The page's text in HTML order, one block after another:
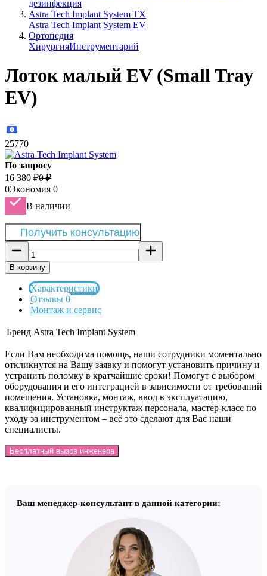
дезинфекция
Astra Tech Implant System TX
Astra Tech Implant System EV
Ортопедия
ХирургияИнструментарий
Лоток малый EV (Small Tray
EV)
25770
По запросу
16 380 ₽0 ₽
0Экономия 0
В наличии
Получить консультацию
В корзину
Характеристики
Отзывы 0
Монтаж и сервис
Бренд Astra Tech Implant System
Если Вам необходима помощь, наши сотрудники моментально
откликнутся на Вашу заявку и помогут установить причину и
устранить поломку в кратчайшие сроки! Помогут с выбором
оборудования и его интеграцией в зависимости от требований
помещения. Установка, монтаж, ввод в эксплуатацию,
квалифицированный инструктаж персонала, мастер-класс по
уходу за инструментом – всё это сделают для Вас наши
специалисты.
Бесплатный вызов инженера
Ваш менеджер-консультант в данной категории: